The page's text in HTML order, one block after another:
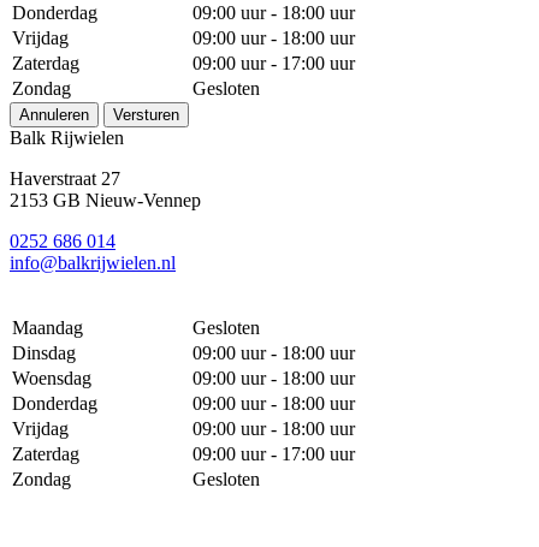
Donderdag
09:00 uur - 18:00 uur
Vrijdag
09:00 uur - 18:00 uur
Zaterdag
09:00 uur - 17:00 uur
Zondag
Gesloten
Annuleren Versturen
Balk Rijwielen
Haverstraat 27
2153 GB Nieuw-Vennep
0252 686 014
info@balkrijwielen.nl
Maandag
Gesloten
Dinsdag
09:00 uur - 18:00 uur
Woensdag
09:00 uur - 18:00 uur
Donderdag
09:00 uur - 18:00 uur
Vrijdag
09:00 uur - 18:00 uur
Zaterdag
09:00 uur - 17:00 uur
Zondag
Gesloten